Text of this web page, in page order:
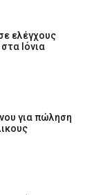
ελέγχους
Ιόνια
για πώληση